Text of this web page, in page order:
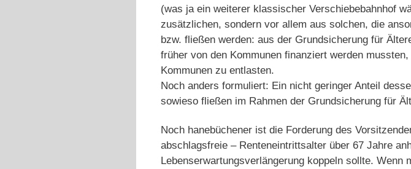
(was ja ein weiterer klassischer Verschiebebahnhof
zusätzlichen, sondern vor allem aus solchen, die
bzw. fließen werden: aus der Grundsicherung für
früher von den Kommunen finanziert werden
Kommunen zu entlasten.
Noch anders formuliert: Ein nicht geringer Anteil
sowieso fließen im Rahmen der Grundsicherung für
Noch hanebüchener ist die Forderung des
abschlagsfreie – Renteneintrittsalter über 67 Jahre
Lebenserwartungsverlängerung koppeln sollte.